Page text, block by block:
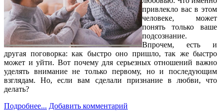
привлекло вас в этом
человеке, может
понять только ваше
подсознание.
Впрочем, есть и
другая поговорка: как быстро оно пришло, так же быстро
может и уйти. Вот почему для серьезных отношений важно
уделять внимание не только первому, но и последующим
взглядам. Но, если вам сделали признание в любви, что
делать?
Подробнее... Добавить комментарий